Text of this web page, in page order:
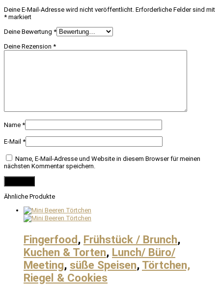
Deine E-Mail-Adresse wird nicht veröffentlicht. Erforderliche Felder sind mit
* markiert
Deine Bewertung *
Deine Rezension *
Name *
E-Mail *
Name, E-Mail-Adresse und Website in diesem Browser für meinen
nächsten Kommentar speichern.
Ähnliche Produkte
Fingerfood , Frühstück / Brunch,
Kuchen & Torten, Lunch/ Büro/
Meeting, süße Speisen, Törtchen,
Riegel & Cookies